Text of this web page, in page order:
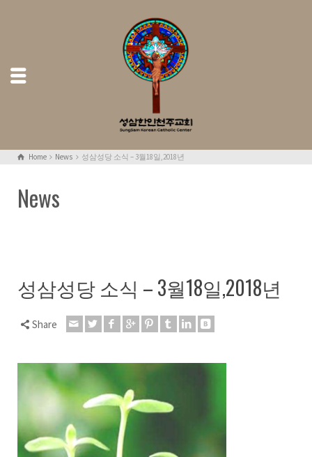
Home News 성삼성당 소식 – 3월18일,2018년
News
성삼성당 소식 – 3월18일,2018년
Share